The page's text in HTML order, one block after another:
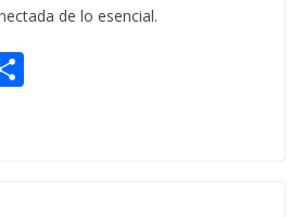
de lo esencial.